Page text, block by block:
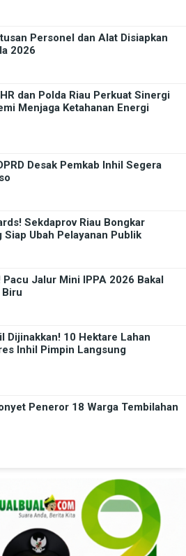
Personel dan Alat Disiapkan
2026
dan Polda Riau Perkuat Sinergi
Menjaga Ketahanan Energi
Desak Pemkab Inhil Segera
Sekdaprov Riau Bongkar
Ubah Pelayanan Publik
Jalur Mini IPPA 2026 Bakal
Biru
Dijinakkan! 10 Hektare Lahan
Inhil Pimpin Langsung
Peneror 18 Warga Tembilahan